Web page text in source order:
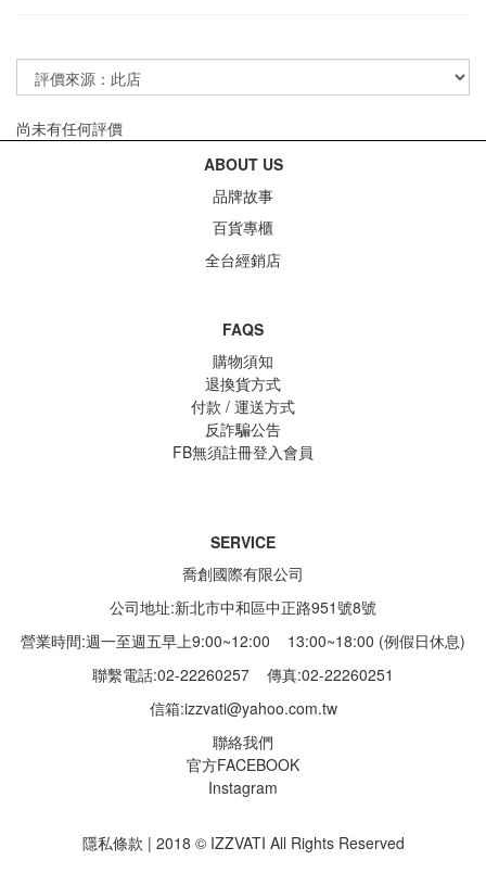
尚未有任何評價
ABOUT US
品牌故事
百貨專櫃
全台經銷店
FAQS
購物須知
退換貨方式
付款 / 運送方式
反詐騙公告
FB無須註冊登入會員
SERVICE
喬創國際有限公司
公司地址:新北市中和區中正路951號8號
營業時間:週一至週五早上9:00~12:00 13:00~18:00 (例假日休息)
聯繫電話:02-22260257 傳真:02-22260251
信箱:izzvati@yahoo.com.tw
聯絡我們
官方FACEBOOK
Instagram
隱私條款 | 2018 © IZZVATI All Rights Reserved